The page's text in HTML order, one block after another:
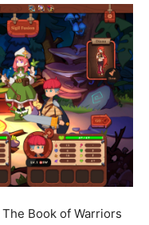
The Book of Warriors